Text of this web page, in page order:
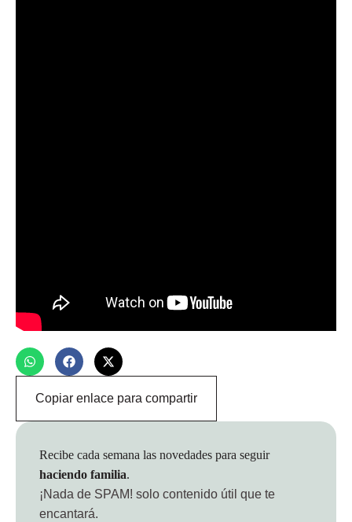
Copiar enlace para compartir
Recibe cada semana las novedades para seguir
haciendo familia.
¡Nada de SPAM! solo contenido útil que te
encantará.